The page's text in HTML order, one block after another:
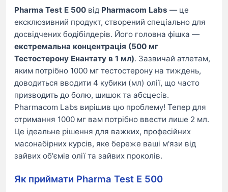
Pharma Test E 500 від Pharmacom Labs — це
ексклюзивний продукт, створений спеціально для
досвідчених бодібілдерів. Його головна фішка —
екстремальна концентрація (500 мг
Тестостерону Енантату в 1 мл). Зазвичай атлетам,
яким потрібно 1000 мг тестостерону на тиждень,
доводиться вводити 4 кубики (мл) олії, що часто
призводить до болю, шишок та абсцесів.
Pharmacom Labs вирішив цю проблему! Тепер для
отримання 1000 мг вам потрібно ввести лише 2 мл.
Це ідеальне рішення для важких, професійних
масонабірних курсів, яке береже ваші м'язи від
зайвих об'ємів олії та зайвих проколів.
Як приймати Pharma Test E 500